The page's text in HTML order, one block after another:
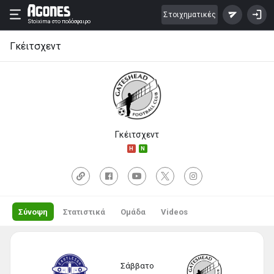
Stoixima στο ποδόσφαιρο
Στοιχηματικές
Γκέιτσχεντ
Γκέιτσχεντ
H N
Σύνοψη Στατιστικά Ομάδα Videos
Σάββατο